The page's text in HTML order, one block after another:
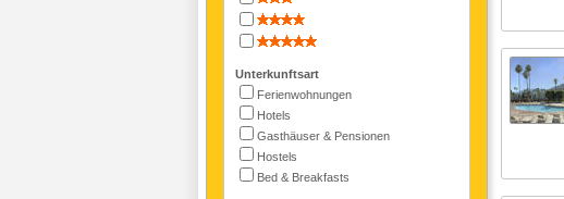
Unterkunftsart
Ferienwohnungen
Hotels
Gasthäuser & Pensionen
Hostels
Bed & Breakfasts